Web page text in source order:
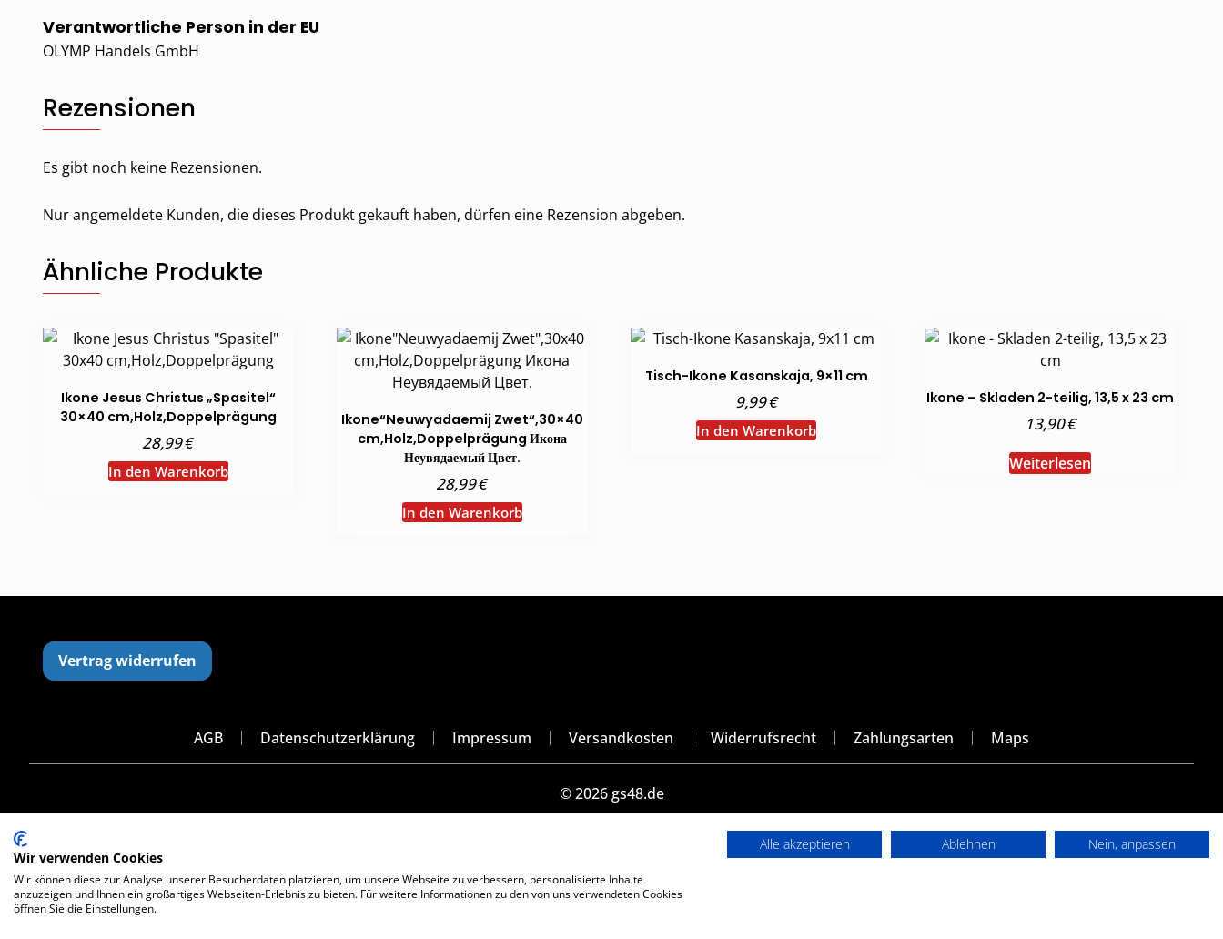
Verantwortliche Person in der EU
OLYMP Handels GmbH
Rezensionen
Es gibt noch keine Rezensionen.
Nur angemeldete Kunden, die dieses Produkt gekauft haben, dürfen eine Rezension abgeben.
Ähnliche Produkte
Ikone Jesus Christus „Spasitel“
30×40 cm,Holz,Doppelprägung
28,99€
In den Warenkorb
Ikone“Neuwyadaemij Zwet“,30×40
cm,Holz,Doppelprägung Икона
Неувядаемый Цвет.
28,99€
In den Warenkorb
Tisch-Ikone Kasanskaja, 9×11 cm
9,99€
In den Warenkorb
Ikone – Skladen 2-teilig, 13,5 x 23 cm
13,90€
Weiterlesen
Vertrag widerrufen
AGB Datenschutzerklärung Impressum Versandkosten Widerrufsrecht Zahlungsarten Maps
© 2026 gs48.de
Optimized by Seraphinite Accelerator
Turns on site high speed to be attractive for people and search engines.
Wir verwenden Cookies
Wir können diese zur Analyse unserer Besucherdaten platzieren, um unsere Webseite zu verbessern, personalisierte Inhalte
anzuzeigen und Ihnen ein großartiges Webseiten-Erlebnis zu bieten. Für weitere Informationen zu den von uns verwendeten Cookies
öffnen Sie die Einstellungen.
Alle akzeptieren Ablehnen Nein, anpassen